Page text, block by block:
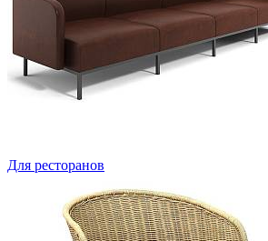
Для ресторанов